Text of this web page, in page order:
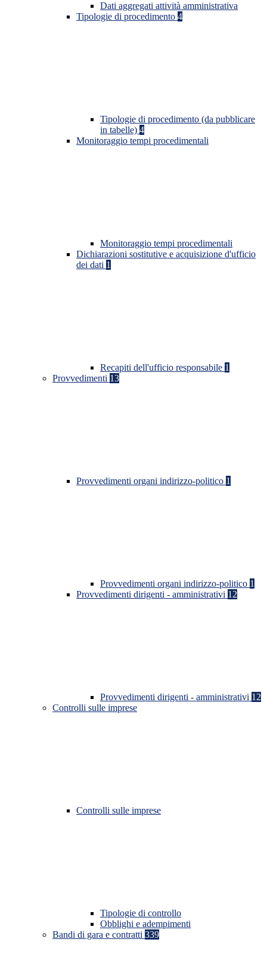
Dati aggregati attività amministrativa
Tipologie di procedimento 4
Tipologie di procedimento (da pubblicare
in tabelle) 4
Monitoraggio tempi procedimentali
Monitoraggio tempi procedimentali
Dichiarazioni sostitutive e acquisizione d'ufficio
dei dati 1
Recapiti dell'ufficio responsabile 1
Provvedimenti 13
Provvedimenti organi indirizzo-politico 1
Provvedimenti organi indirizzo-politico 1
Provvedimenti dirigenti - amministrativi 12
Provvedimenti dirigenti - amministrativi 12
Controlli sulle imprese
Controlli sulle imprese
Tipologie di controllo
Obblighi e adempimenti
Bandi di gara e contratti 339